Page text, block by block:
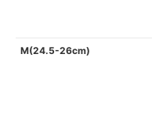
M(24.5-26cm)